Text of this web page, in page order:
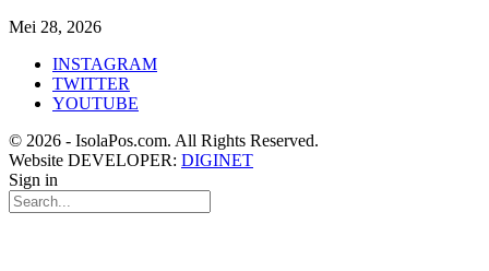
Mei 28, 2026
INSTAGRAM
TWITTER
YOUTUBE
© 2026 - IsolaPos.com. All Rights Reserved.
Website DEVELOPER: DIGINET
Sign in